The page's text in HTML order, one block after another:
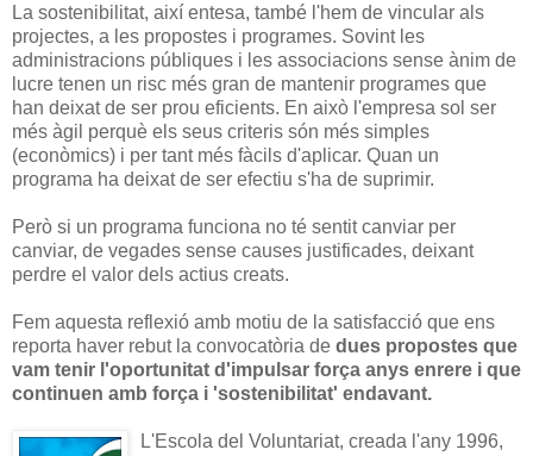
La sostenibilitat, així entesa, també l'hem de vincular als
projectes, a les propostes i programes. Sovint les
administracions públiques i les associacions sense ànim de
lucre tenen un risc més gran de mantenir programes que
han deixat de ser prou eficients. En això l'empresa sol ser
més àgil perquè els seus criteris són més simples
(econòmics) i per tant més fàcils d'aplicar. Quan un
programa ha deixat de ser efectiu s'ha de suprimir.
Però si un programa funciona no té sentit canviar per
canviar, de vegades sense causes justificades, deixant
perdre el valor dels actius creats.
Fem aquesta reflexió amb motiu de la satisfacció que ens
reporta haver rebut la convocatòria de dues propostes que
vam tenir l'oportunitat d'impulsar força anys enrere i que
continuen amb força i 'sostenibilitat' endavant.
L'Escola del Voluntariat, creada l'any 1996,